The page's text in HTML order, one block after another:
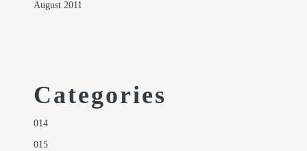
August 2011
Categories
014
015